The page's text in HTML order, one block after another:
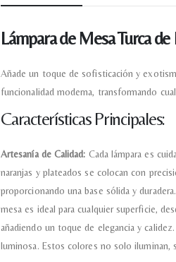
Lámpara de Mesa Turca
Añade un toque de sofisticación y
funcionalidad moderna, transformando
Características Principales:
Artesanía de Calidad: Cada lámpara es
naranjas y plateados se colocan con
proporcionando una base sólida y
mesa es ideal para cualquier superficie,
añadiendo un toque de elegancia y
luminosa. Estos colores no solo iluminan,